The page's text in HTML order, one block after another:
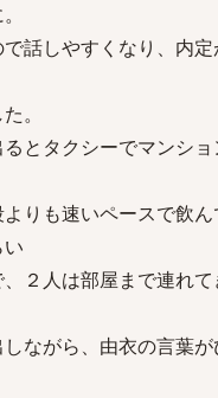
話しやすくなり、内
。
とタクシーでマンシ
りも速いペースで飲
２人は部屋まで連れて
ながら、由衣の言葉